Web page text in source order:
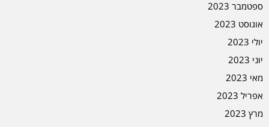
ספטמבר 2023
אוגוסט 2023
יולי 2023
יוני 2023
מאי 2023
אפריל 2023
מרץ 2023